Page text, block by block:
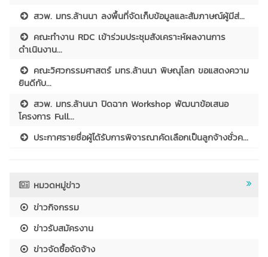
สวพ. มทร.ล้านนา ลงพื้นที่จัดเก็บข้อมูลและสัมภาษณ์ผู้มีส่...
คณะทำงาน RDC เข้าร่วมประชุมสังเคราะห์ผลงานการ
ดำเนินงาน...
คณะวิศวกรรมศาสตร์ มทร.ล้านนา พิษณุโลก ขอแสดงความ
ยินดีกับ...
สวพ. มทร.ล้านนา ปิดฉาก Workshop พัฒนาข้อเสนอ
โครงการ Full...
ประกาศรายชื่อผู้ได้รับการพิจารณาคัดเลือกเป็นลูกจ้างชั่วค...
หมวดหมู่ข่าว
ข่าวกิจกรรม
ข่าวรับสมัครงาน
ข่าวจัดซื้อจัดจ้าง